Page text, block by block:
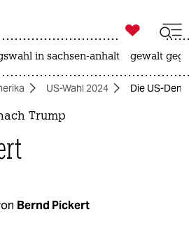
zahl ich
zahl ich

taz zahl ich
in sachsen-anhalt gewalt
US-Wahl 2024 Die US-
Trump
Bernd Pickert